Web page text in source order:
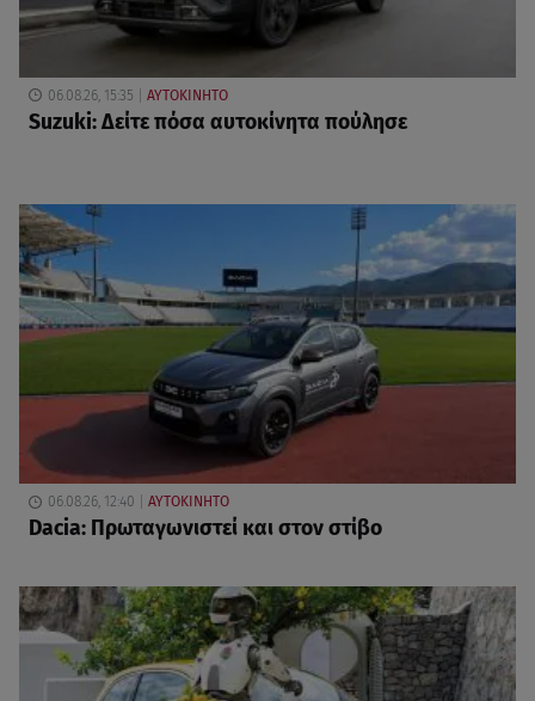
06.08.26, 15:35 ΑΥΤΟΚΙΝΗΤΟ
Suzuki: Δείτε πόσα αυτοκίνητα πούλησε
06.08.26, 12:40 ΑΥΤΟΚΙΝΗΤΟ
Dacia: Πρωταγωνιστεί και στον στίβο